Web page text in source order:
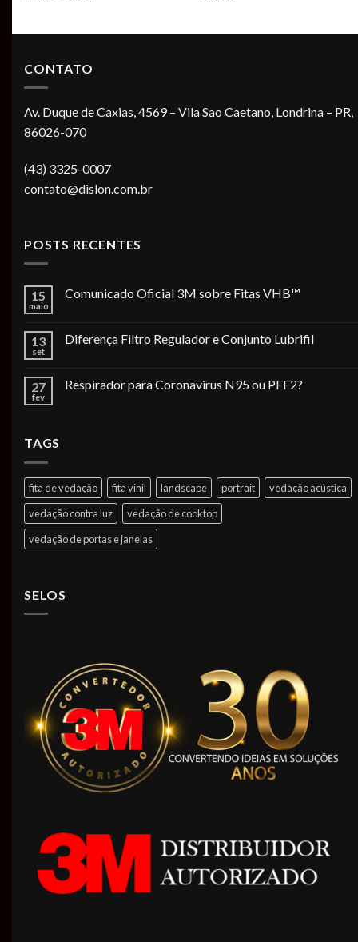
CONTATO
Av. Duque de Caxias, 4569 – Vila Sao Caetano, Londrina – PR,
86026-070
(43) 3325-0007
contato@dislon.com.br
POSTS RECENTES
15
maio
Comunicado Oficial 3M sobre Fitas VHB™
13
set
Diferença Filtro Regulador e Conjunto Lubrifil
27
fev
Respirador para Coronavirus N95 ou PFF2?
TAGS
fita de vedação fita vinil landscape portrait
vedação acústica
vedação contra luz
vedação de cooktop
vedação de portas e janelas
SELOS